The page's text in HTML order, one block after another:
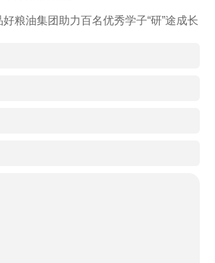
粮油集团助力百名优秀学子“研”途成长